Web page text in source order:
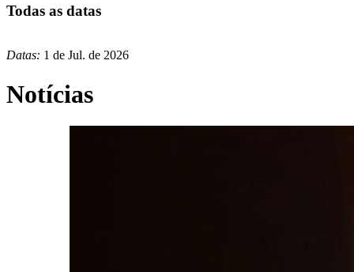
Todas as datas
Datas: 1 de Jul. de 2026
Notícias